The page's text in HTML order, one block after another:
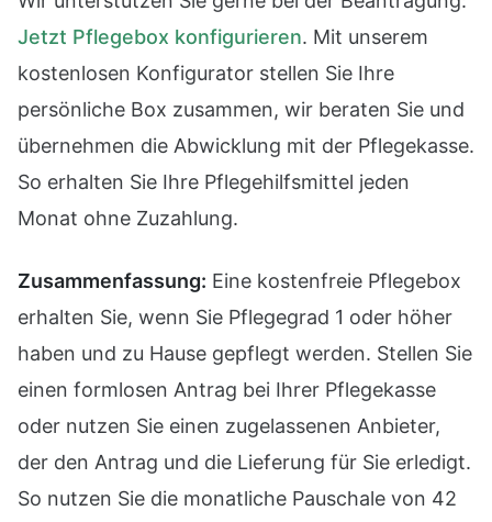
Jetzt Pflegebox konfigurieren. Mit unserem
kostenlosen Konfigurator stellen Sie Ihre
persönliche Box zusammen, wir beraten Sie und
übernehmen die Abwicklung mit der Pflegekasse.
So erhalten Sie Ihre Pflegehilfsmittel jeden
Monat ohne Zuzahlung.
Zusammenfassung: Eine kostenfreie Pflegebox
erhalten Sie, wenn Sie Pflegegrad 1 oder höher
haben und zu Hause gepflegt werden. Stellen Sie
einen formlosen Antrag bei Ihrer Pflegekasse
oder nutzen Sie einen zugelassenen Anbieter,
der den Antrag und die Lieferung für Sie erledigt.
So nutzen Sie die monatliche Pauschale von 42